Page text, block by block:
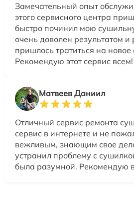
Замечательный опыт
этого сервисного центра
быстро починил мою
очень доволен результатом и
пришлось тратиться на
Рекомендую этот сервис всем!
Матвеев Даниил
Отличный сервис ремонта
сервис в интернете и не
вежливым, знающим свое
устранил проблему с
была разумной. Рекомендую